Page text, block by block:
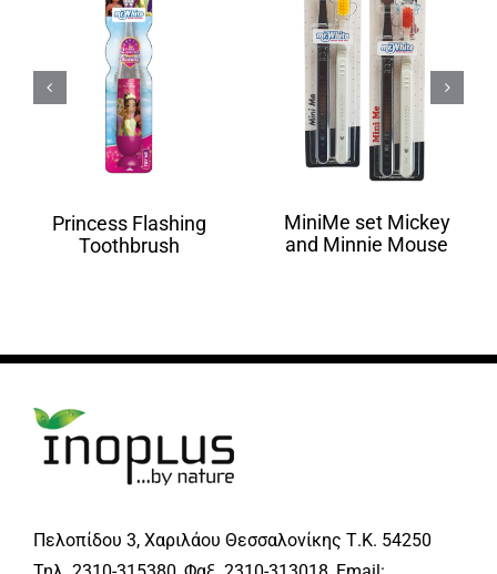
Princess Flashing
Toothbrush
MiniMe set Mickey
and Minnie Mouse
Πελοπίδου 3, Χαριλάου Θεσσαλονίκης Τ.Κ. 54250